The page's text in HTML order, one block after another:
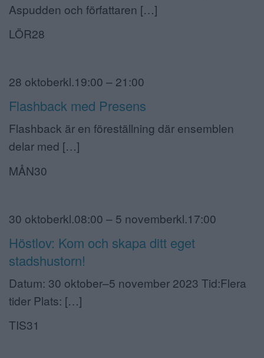
Aspudden och författaren […]
LÖR28
28 oktoberkl.19:00 – 21:00
Flashback med Presens
Flashback är en föreställning där ensemblen
delar med […]
MÅN30
30 oktoberkl.08:00 – 5 novemberkl.17:00
Höstlov: Kom och skapa ditt eget
stadshustorn!
Datum: 30 oktober–5 november 2023 Tid:Flera
tider Plats: […]
TIS31